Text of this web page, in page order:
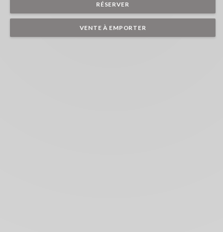
RÉSERVER
VENTE À EMPORTER